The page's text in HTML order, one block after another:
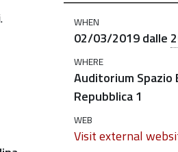
WHEN
02/03/2019dalle
WHERE
Auditorium Spazio
Repubblica 1
WEB
Visit external